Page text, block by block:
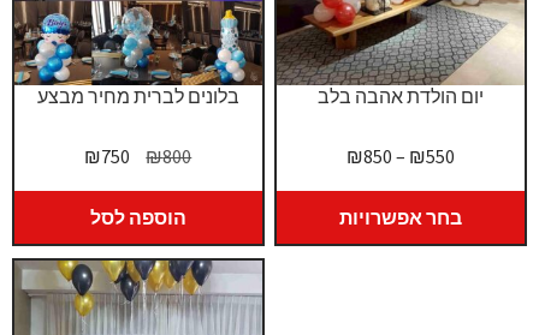
בלונים לברית מחיר מבצע
₪800
המחיר
היה:
₪800.
₪750
המחיר
₪750.
הוספה לסל
יום הולדת אהבה בלב
₪550
–
₪850
טווח
עד
בחר אפשרויות